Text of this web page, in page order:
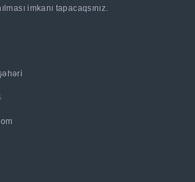
imkanı tapacaqsınız.